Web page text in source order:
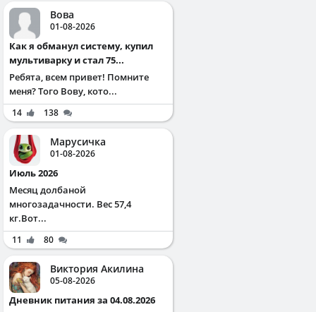
Вова
01-08-2026
Как я обманул систему, купил
мультиварку и стал 75...
Ребята, всем привет! Помните
меня? Того Вову, кото...
14 138
Марусичка
01-08-2026
Июль 2026
Месяц долбаной
многозадачности. Вес 57,4
кг.Вот...
11 80
Виктория Акилина
05-08-2026
Дневник питания за 04.08.2026